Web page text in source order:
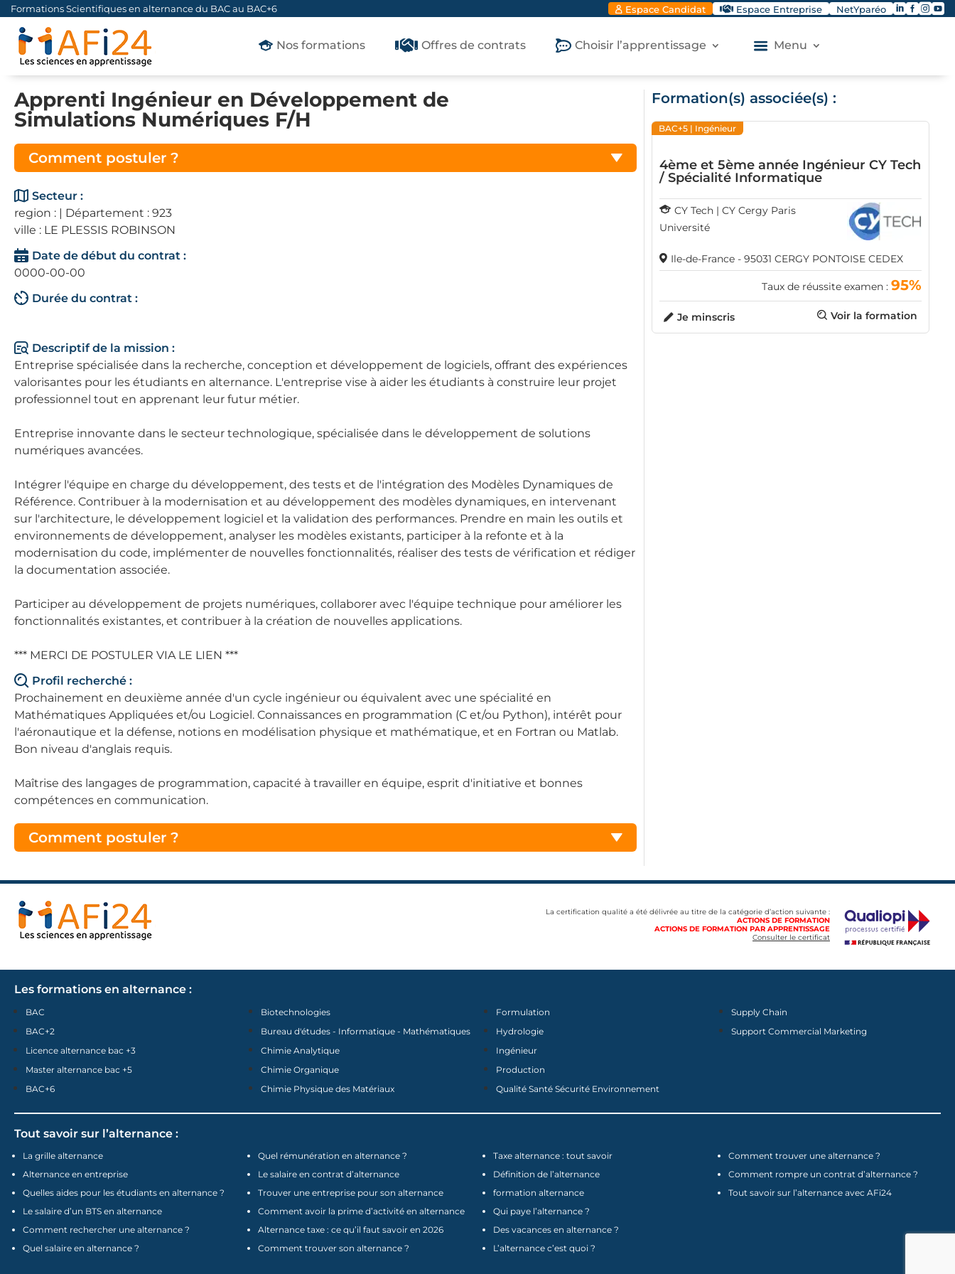
Formations Scientifiques en alternance du BAC au BAC+6 Espace Candidat Espace Entreprise NetYparéo 
Nos formations Offres de contrats Choisir l’apprentissage Menu
Apprenti Ingénieur en Développement de
Simulations Numériques F/H
Comment postuler ?
Secteur :
region : | Département : 923
ville : LE PLESSIS ROBINSON
Date de début du contrat :
0000-00-00
Durée du contrat :
Descriptif de la mission :
Entreprise spécialisée dans la recherche, conception et développement de logiciels, offrant des expériences
valorisantes pour les étudiants en alternance. L'entreprise vise à aider les étudiants à construire leur projet
professionnel tout en apprenant leur futur métier.
Entreprise innovante dans le secteur technologique, spécialisée dans le développement de solutions
numériques avancées.
Intégrer l'équipe en charge du développement, des tests et de l'intégration des Modèles Dynamiques de
Référence. Contribuer à la modernisation et au développement des modèles dynamiques, en intervenant
sur l'architecture, le développement logiciel et la validation des performances. Prendre en main les outils et
environnements de développement, analyser les modèles existants, participer à la refonte et à la
modernisation du code, implémenter de nouvelles fonctionnalités, réaliser des tests de vérification et rédiger
la documentation associée.
Participer au développement de projets numériques, collaborer avec l'équipe technique pour améliorer les
fonctionnalités existantes, et contribuer à la création de nouvelles applications.
*** MERCI DE POSTULER VIA LE LIEN ***
Profil recherché :
Prochainement en deuxième année d'un cycle ingénieur ou équivalent avec une spécialité en
Mathématiques Appliquées et/ou Logiciel. Connaissances en programmation (C et/ou Python), intérêt pour
l'aéronautique et la défense, notions en modélisation physique et mathématique, et en Fortran ou Matlab.
Bon niveau d'anglais requis.
Maîtrise des langages de programmation, capacité à travailler en équipe, esprit d'initiative et bonnes
compétences en communication.
Comment postuler ?
Formation(s) associée(s) :
BAC+5| Ingénieur
4ème et 5ème année Ingénieur CY Tech
/ Spécialité Informatique
CY Tech | CY Cergy Paris
Université
Ile-de-France - 95031 CERGY PONTOISE CEDEX
Taux de réussite examen : 95%
Voir la formation
Je minscris
La certification qualité a été délivrée au titre de la catégorie d’action suivante :
ACTIONS DE FORMATION
ACTIONS DE FORMATION PAR APPRENTISSAGE
Consulter le certificat
Les formations en alternance :
BAC
BAC+2
Licence alternance bac +3
Master alternance bac +5
BAC+6
Biotechnologies
Bureau d'études - Informatique - Mathématiques
Chimie Analytique
Chimie Organique
Chimie Physique des Matériaux
Formulation
Hydrologie
Ingénieur
Production
Qualité Santé Sécurité Environnement
Supply Chain
Support Commercial Marketing
Tout savoir sur l’alternance :
La grille alternance
Alternance en entreprise
Quelles aides pour les étudiants en alternance ?
Le salaire d’un BTS en alternance
Comment rechercher une alternance ?
Quel salaire en alternance ?
Quel rémunération en alternance ?
Le salaire en contrat d’alternance
Trouver une entreprise pour son alternance
Comment avoir la prime d’activité en alternance
Alternance taxe : ce qu’il faut savoir en 2026
Comment trouver son alternance ?
Taxe alternance : tout savoir
Définition de l’alternance
formation alternance
Qui paye l’alternance ?
Des vacances en alternance ?
L’alternance c’est quoi ?
Comment trouver une alternance ?
Comment rompre un contrat d’alternance ?
Tout savoir sur l’alternance avec AFi24